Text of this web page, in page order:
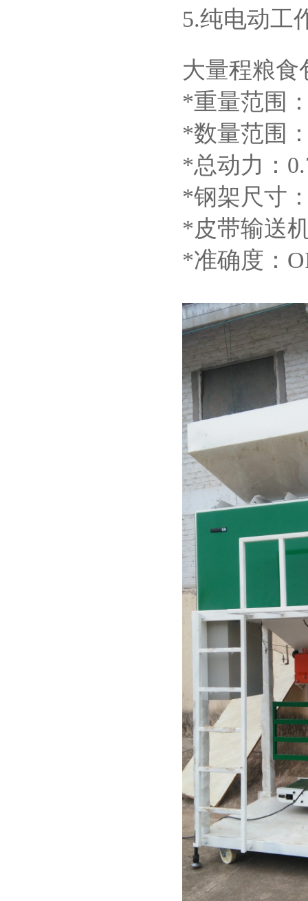
5.纯电动工
大量程粮食
*重量范围
*数量范围
*总动力：
*钢架尺寸
*皮带输送
*准确度：